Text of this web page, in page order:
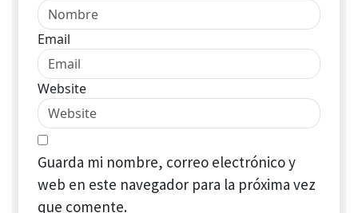
Email
Website
Guarda mi nombre, correo electrónico y
web en este navegador para la próxima vez
que comente.